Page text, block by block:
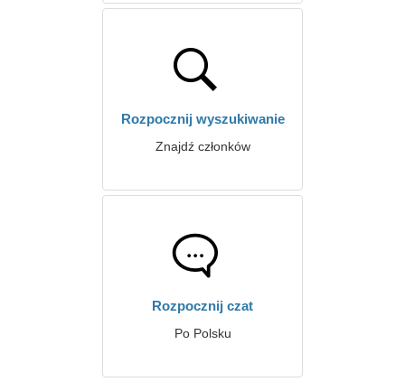
Rozpocznij wyszukiwanie
Znajdź członków
Rozpocznij czat
Po Polsku